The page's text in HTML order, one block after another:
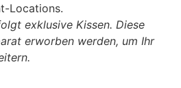
Locations.
exklusive Kissen. Diese
erworben werden, um Ihr